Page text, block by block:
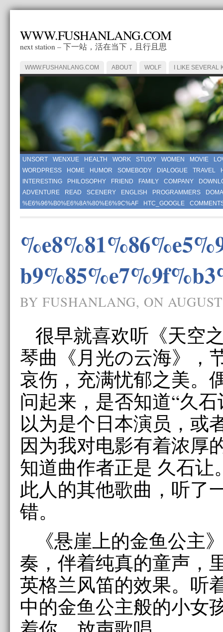
WWW.FUSHANLANG.COM
next station – 下一站，活在当下，且行且思
WWW.FUSHANLANG.COM ABOUT WOLF I LIKE SEVERAL
UNSORT WENXUE HEALTH WORK STUDY WOMEN MOVIE
WORDPRESS
HOME HUMOR SOMEBODY DIALOGUE TRAVEL
INTERESTING
PHILOSOPHY FRIEND FAMILY COMPANY
ADVENTURE
READ SCENERY ENGLISH PROGRAMMERS
%E6%96%B0%E6%8A%80%E6%9C%AF
HTC_GOOGLE
BY FUSHANLANG, ON
很早就喜欢听《天空
琴曲《月光の云海》，
哀伤，充满忧郁之美。
问起来，是否知道“久
以为是个日本演员，或
因为我对电影有着浓厚
知道曲作者正是 久石让
此人的其他歌曲，听了
错。
《悬崖上的金鱼公主
奏，伴着纯真的童声，
英格兰风笛的效果。听
中的金鱼公主般的小女